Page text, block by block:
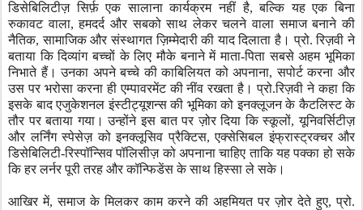
डिसेबिलिटीज़ सिर्फ़ एक सालाना कार्यक्रम नहीं है,बल्कि यह एक बिना
रुकावट वाला,हमदर्द और सबको साथ लेकर चलने वाला समाज बनाने की
नैतिक,सामाजिक और संस्थागत ज़िम्मेदारी की याद दिलाता है। प्रो. रिज़वी ने
बताया कि दिव्यांग बच्चों के लिए मौके बनाने में माता-पिता सबसे अहम भूमिका
निभाते हैं। उनका अपने बच्चे की काबिलियत को अपनाना,सपोर्ट करना और
उस पर भरोसा करना ही एम्पावरमेंट की नींव रखता है। प्रो.रिज़वी ने कहा कि
इसके बाद एजुकेशनल इंस्टीट्यूशन्स की भूमिका को इनक्लूजन के कैटलिस्ट के
तौर पर बताया गया। उन्होंने इस बात पर ज़ोर दिया कि स्कूलों,यूनिवर्सिटीज़
और लर्निंग स्पेसेज़ को इनक्लूसिव प्रैक्टिस,एक्सेसिबल इंफ्रास्ट्रक्चर और
डिसेबिलिटी-रिस्पॉन्सिव पॉलिसीज़ को अपनाना चाहिए ताकि यह पक्का हो सके
कि हर लर्नर पूरी तरह और कॉन्फिडेंस के साथ हिस्सा ले सके।
आखिर में,समाज के मिलकर काम करने की अहमियत पर ज़ोर देते हुए,प्रो.